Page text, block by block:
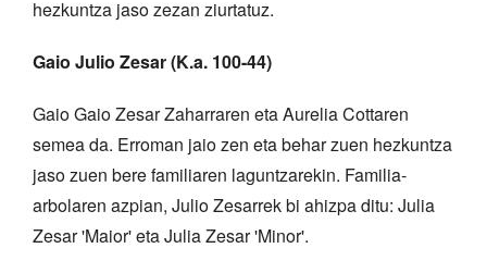
hezkuntza jaso zezan ziurtatuz.
Gaio Julio Zesar (K.a. 100-44)
Gaio Gaio Zesar Zaharraren eta Aurelia Cottaren
semea da. Erroman jaio zen eta behar zuen hezkuntza
jaso zuen bere familiaren laguntzarekin. Familia-
arbolaren azpian, Julio Zesarrek bi ahizpa ditu: Julia
Zesar 'Maior' eta Julia Zesar 'Minor'.